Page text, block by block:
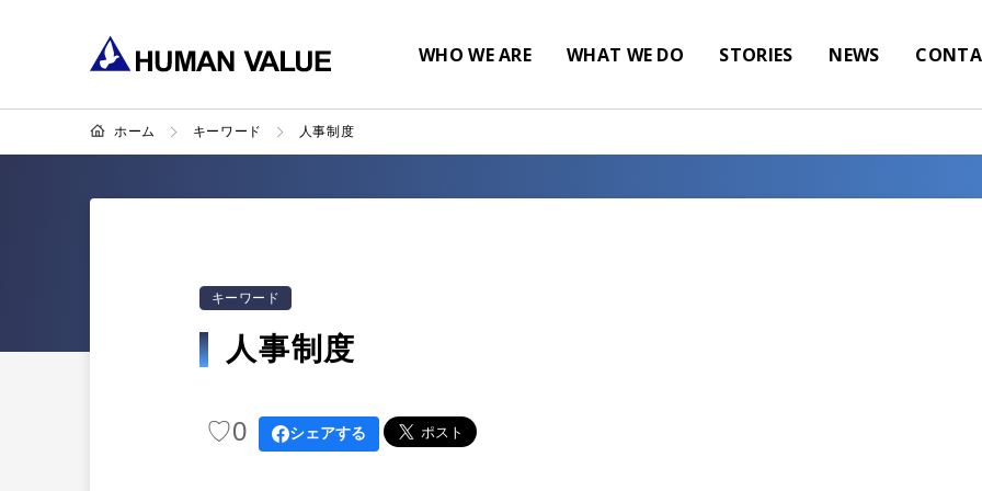
WHO WE ARE WHAT WE DO STORIES NEWS
ホーム キーワード 人事制度
キーワード
人事制度
♡0 シェアする